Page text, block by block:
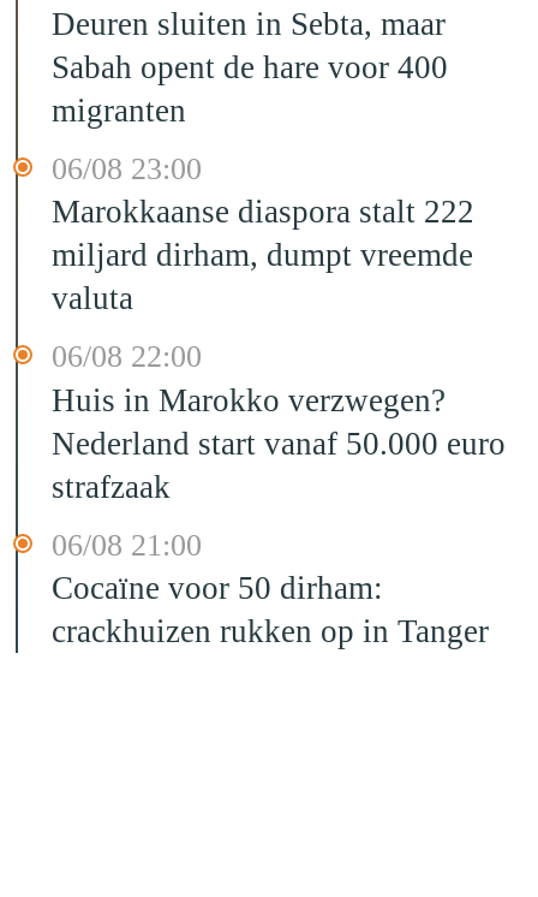
Deuren sluiten in Sebta, maar
Sabah opent de hare voor 400
migranten
06/08 23:00
Marokkaanse diaspora stalt 222
miljard dirham, dumpt vreemde
valuta
06/08 22:00
Huis in Marokko verzwegen?
Nederland start vanaf 50.000 euro
strafzaak
06/08 21:00
Cocaïne voor 50 dirham:
crackhuizen rukken op in Tanger